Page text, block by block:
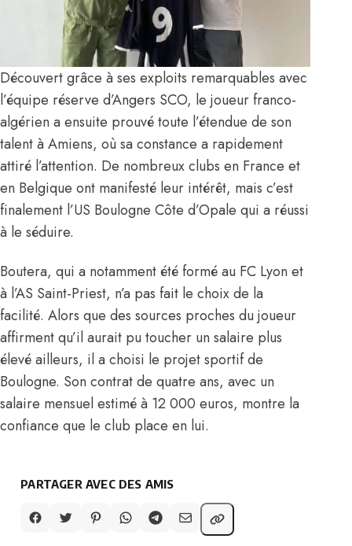
Découvert grâce à ses exploits remarquables avec
l’équipe réserve d’Angers SCO, le joueur franco-
algérien a ensuite prouvé toute l’étendue de son
talent à Amiens, où sa constance a rapidement
attiré l’attention. De nombreux clubs en France et
en Belgique ont manifesté leur intérêt, mais c’est
finalement l’US Boulogne Côte d’Opale qui a réussi
à le séduire.
Boutera, qui a notamment été formé au FC Lyon et
à l’AS Saint-Priest, n’a pas fait le choix de la
facilité. Alors que des sources proches du joueur
affirment qu’il aurait pu toucher un salaire plus
élevé ailleurs, il a choisi le projet sportif de
Boulogne. Son contrat de quatre ans, avec un
salaire mensuel estimé à 12 000 euros, montre la
confiance que le club place en lui.
PARTAGER AVEC DES AMIS